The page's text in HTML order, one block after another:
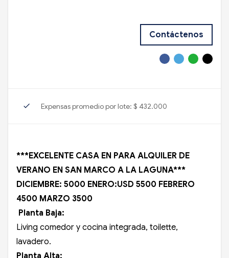
Contáctenos
check Expensas promedio por lote: $ 432.000
***EXCELENTE CASA EN PARA ALQUILER DE
VERANO EN SAN MARCO A LA LAGUNA***
DICIEMBRE: 5000 ENERO:USD 5500 FEBRERO
4500 MARZO 3500
Planta Baja:
Living comedor y cocina integrada, toilette,
lavadero.
Planta Alta: